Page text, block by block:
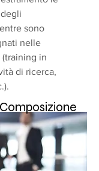
sono
nelle
in
di ricerca,